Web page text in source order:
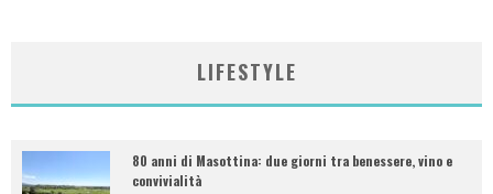
LIFESTYLE
80 anni di Masottina: due giorni tra benessere, vino e
convivialità